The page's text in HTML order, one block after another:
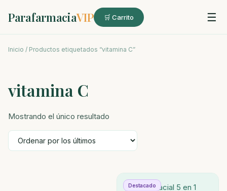
ParafarmaciaVIP 🛒 Carrito ☰
Inicio / Productos etiquetados “vitamina C”
vitamina C
Mostrando el único resultado
Destacado